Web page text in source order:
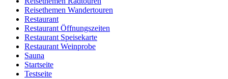
Reisethemen Wandertouren
Restaurant
Restaurant Öffnungszeiten
Restaurant Speisekarte
Restaurant Weinprobe
Sauna
Startseite
Testseite